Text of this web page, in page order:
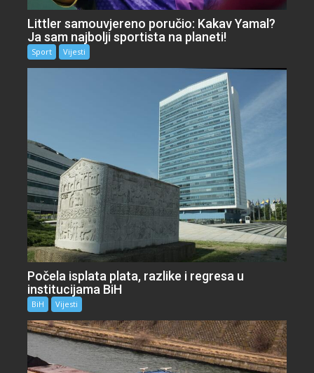
Littler samouvjereno poručio: Kakav Yamal?
Ja sam najbolji sportista na planeti!
Sport Vijesti
Počela isplata plata, razlike i regresa u
institucijama BiH
BiH Vijesti